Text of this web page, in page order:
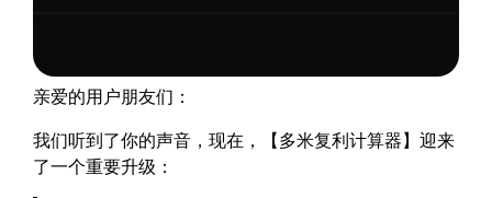
亲爱的用户朋友们：
我们听到了你的声音，现在，【多米复利计算器】迎来
了一个重要升级：